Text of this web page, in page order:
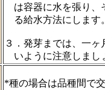
は容器に水を張り、
る給水方法にします。
３．発芽までは、一
いように注意しまし
*種の場合は品種間で